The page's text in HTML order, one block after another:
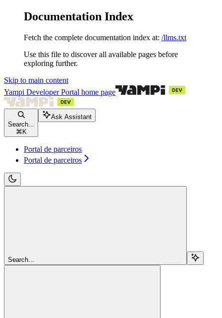
Documentation Index
Fetch the complete documentation index at: /llms.txt
Use this file to discover all available pages before
exploring further.
Skip to main content
Yampi Developer Portal home page
Search...
⌘ K
Ask Assistant
Portal de parceiros
Portal de parceiros
Search...